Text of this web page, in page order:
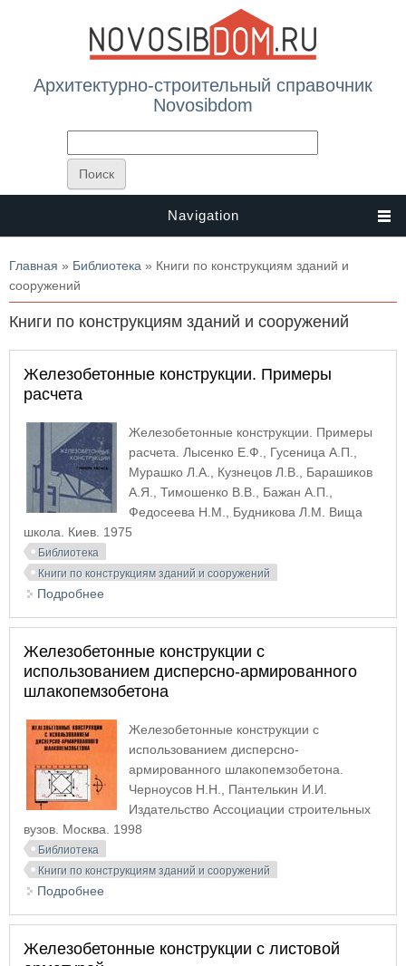
Архитектурно-строительный справочник
Novosibdom
Navigation
Вы здесь
Главная » Библиотека » Книги по конструкциям зданий и
сооружений
Книги по конструкциям зданий и сооружений
Железобетонные конструкции. Примеры
расчета
Железобетонные конструкции. Примеры
расчета. Лысенко Е.Ф., Гусеница А.П.,
Мурашко Л.А., Кузнецов Л.В., Барашиков
А.Я., Тимошенко В.В., Бажан А.П.,
Федосеева Н.М., Будникова Л.М. Вища
школа. Киев. 1975
Библиотека
Книги по конструкциям зданий и сооружений
Подробнее
Железобетонные конструкции с
использованием дисперсно-армированного
шлакопемзобетона
Железобетонные конструкции с
использованием дисперсно-
армированного шлакопемзобетона.
Черноусов Н.Н., Пантелькин И.И.
Издательство Ассоциации строительных
вузов. Москва. 1998
Библиотека
Книги по конструкциям зданий и сооружений
Подробнее
Железобетонные конструкции с листовой